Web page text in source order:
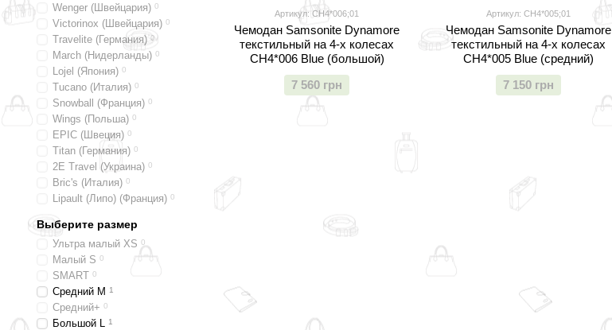
Артикул: CH4*006;01
Чемодан Samsonite Dynamore
текстильный на 4-х колесах
CH4*006 Blue (большой)
7 560 грн
Артикул: CH4*005;01
Чемодан Samsonite Dynamore
текстильный на 4-х колесах
CH4*005 Blue (средний)
7 150 грн
Wenger (Швейцария) 0
Victorinox (Швейцария) 0
Travelite (Германия) 0
March (Нидерланды) 0
Lojel (Япония) 0
Tucano (Италия) 0
Snowball (Франция) 0
Wings (Польша) 0
EPIC (Швеция) 0
Titan (Германия) 0
2E Travel (Украина) 0
Bric's (Италия) 0
Lipault (Липо) (Франция) 0
Выберите размер
Ультра малый XS 0
Малый S 0
SMART 0
Средний M 1
Средний+ 0
Большой L 1